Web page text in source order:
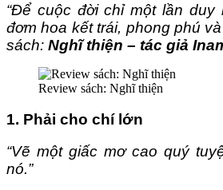
“Để cuộc đời chỉ một lần duy
đơm hoa kết trái, phong phú
sách: Nghĩ thiện – tác giả
Review sách: Nghĩ thiện
1. Phải cho chí lớn
“Vẽ một giấc mơ cao quý
nó.”